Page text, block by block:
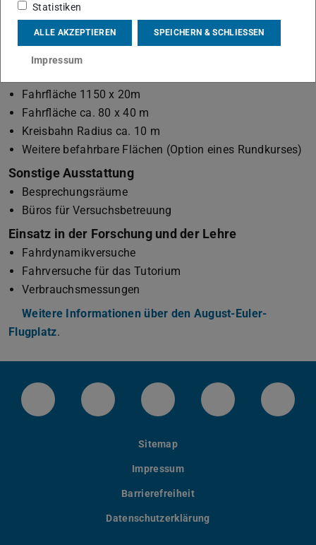
Ausstattung
Fahrfläche 1150 x 20m
Fahrfläche ca. 80 x 40 m
Kreisbahn Radius ca. 10 m
Weitere befahrbare Flächen (Option eines Rundkurses)
Sonstige Ausstattung
Besprechungsräume
Büros für Versuchsbetreuung
Einsatz in der Forschung und der Lehre
Fahrdynamikversuche
Fahrversuche für das Tutorium
Verbrauchsmessungen
Weitere Informationen über den August-Euler-
Flugplatz.
LinkedIn-Seite der TU Darmstadt
Instagram-Kanal der TU
Bluesky-Kanal der TU
Facebook-
Sitemap
Impressum
Barrierefreiheit
Datenschutzerklärung
Statistiken
ALLE AKZEPTIEREN SPEICHERN & SCHLIESSEN
Impressum